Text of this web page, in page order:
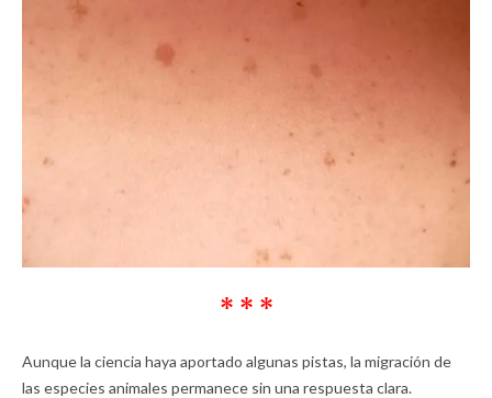
* * *
Aunque la ciencia haya aportado algunas pistas, la migración de
las especies animales permanece sin una respuesta clara.